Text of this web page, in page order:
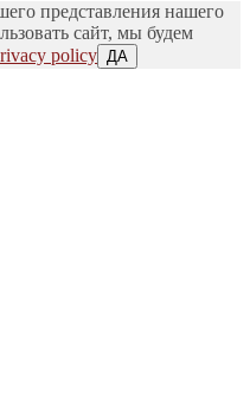
представления нашего
сайт, мы будем
policy ДА